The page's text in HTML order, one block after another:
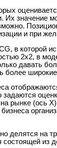
Их значение
и при
в которой
2х2, в
давать
более
рынке (ось
делятся на
из